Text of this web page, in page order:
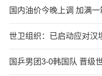
国内油价今晚上调 加满
世卫组织：已启动应对汉
国乒男团3-0韩国队 晋级